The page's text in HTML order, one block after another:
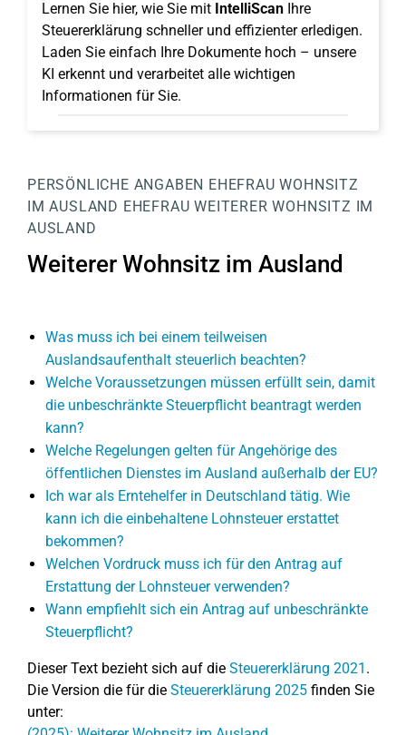
Lernen Sie hier, wie Sie mit IntelliScan Ihre
Steuererklärung schneller und effizienter erledigen.
Laden Sie einfach Ihre Dokumente hoch – unsere
KI erkennt und verarbeitet alle wichtigen
Informationen für Sie.
PERSÖNLICHE ANGABEN EHEFRAUWOHNSITZ
IM AUSLAND EHEFRAU WEITERER WOHNSITZ IM
AUSLAND
Weiterer Wohnsitz im Ausland
Was muss ich bei einem teilweisen
Auslandsaufenthalt steuerlich beachten?
Welche Voraussetzungen müssen erfüllt sein, damit
die unbeschränkte Steuerpflicht beantragt werden
kann?
Welche Regelungen gelten für Angehörige des
öffentlichen Dienstes im Ausland außerhalb der EU?
Ich war als Erntehelfer in Deutschland tätig. Wie
kann ich die einbehaltene Lohnsteuer erstattet
bekommen?
Welchen Vordruck muss ich für den Antrag auf
Erstattung der Lohnsteuer verwenden?
Wann empfiehlt sich ein Antrag auf unbeschränkte
Steuerpflicht?
Dieser Text bezieht sich auf die Steuererklärung 2021 .
Die Version die für die Steuererklärung 2025 finden Sie
unter: